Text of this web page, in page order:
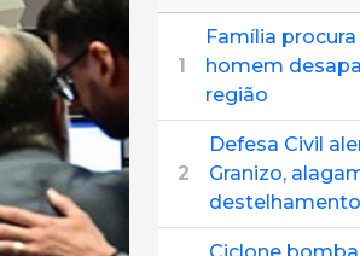
1
Família
homem
região
2
Defesa Civil
Granizo,